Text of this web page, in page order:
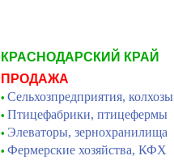
КРАСНОДАРСКИЙ КРАЙ
ПРОДАЖА
• Сельхозпредприятия, колхозы
• Птицефабрики, птицефермы
• Элеваторы, зернохранилища
• Фермерские хозяйства, КФХ